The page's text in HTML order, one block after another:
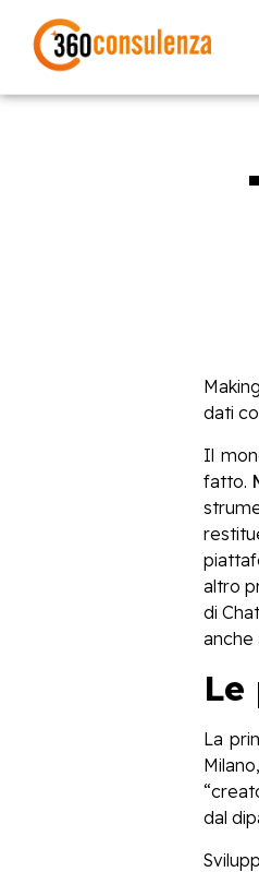
Inizia a digitare
dati
Il
fatto.
altro
di
anche
La
dal